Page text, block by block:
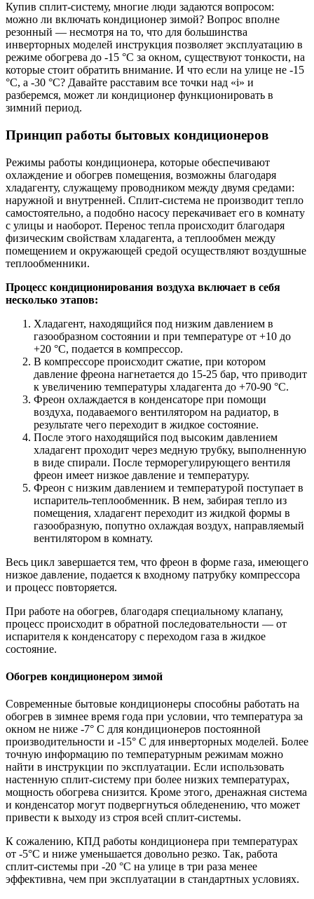
Купив сплит-систему, многие люди задаются вопросом:
можно ли включать кондиционер зимой? Вопрос вполне
резонный — несмотря на то, что для большинства
инверторных моделей инструкция позволяет эксплуатацию в
режиме обогрева до -15 °C за окном, существуют тонкости, на
которые стоит обратить внимание. И что если на улице не -15
°C, а -30 °C? Давайте расставим все точки над «i» и
разберемся, может ли кондиционер функционировать в
зимний период.
Принцип работы бытовых кондиционеров
Режимы работы кондиционера, которые обеспечивают
охлаждение и обогрев помещения, возможны благодаря
хладагенту, служащему проводником между двумя средами:
наружной и внутренней. Сплит-система не производит тепло
самостоятельно, а подобно насосу перекачивает его в комнату
с улицы и наоборот. Перенос тепла происходит благодаря
физическим свойствам хладагента, а теплообмен между
помещением и окружающей средой осуществляют воздушные
теплообменники.
Процесс кондиционирования воздуха включает в себя
несколько этапов:
Хладагент, находящийся под низким давлением в
газообразном состоянии и при температуре от +10 до
+20 °C, подается в компрессор.
В компрессоре происходит сжатие, при котором
давление фреона нагнетается до 15-25 бар, что приводит
к увеличению температуры хладагента до +70-90 °C.
Фреон охлаждается в конденсаторе при помощи
воздуха, подаваемого вентилятором на радиатор, в
результате чего переходит в жидкое состояние.
После этого находящийся под высоким давлением
хладагент проходит через медную трубку, выполненную
в виде спирали. После терморегулирующего вентиля
фреон имеет низкое давление и температуру.
Фреон с низким давлением и температурой поступает в
испаритель-теплообменник. В нем, забирая тепло из
помещения, хладагент переходит из жидкой формы в
газообразную, попутно охлаждая воздух, направляемый
вентилятором в комнату.
Весь цикл завершается тем, что фреон в форме газа, имеющего
низкое давление, подается к входному патрубку компрессора
и процесс повторяется.
При работе на обогрев, благодаря специальному клапану,
процесс происходит в обратной последовательности — от
испарителя к конденсатору с переходом газа в жидкое
состояние.
Обогрев кондиционером зимой
Современные бытовые кондиционеры способны работать на
обогрев в зимнее время года при условии, что температура за
окном не ниже -7° C для кондиционеров постоянной
производительности и -15° C для инверторных моделей. Более
точную информацию по температурным режимам можно
найти в инструкции по эксплуатации. Если использовать
настенную сплит-систему при более низких температурах,
мощность обогрева снизится. Кроме этого, дренажная система
и конденсатор могут подвергнуться обледенению, что может
привести к выходу из строя всей сплит-системы.
К сожалению, КПД работы кондиционера при температурах
от -5°С и ниже уменьшается довольно резко. Так, работа
сплит-системы при -20 °С на улице в три раза менее
эффективна, чем при эксплуатации в стандартных условиях.